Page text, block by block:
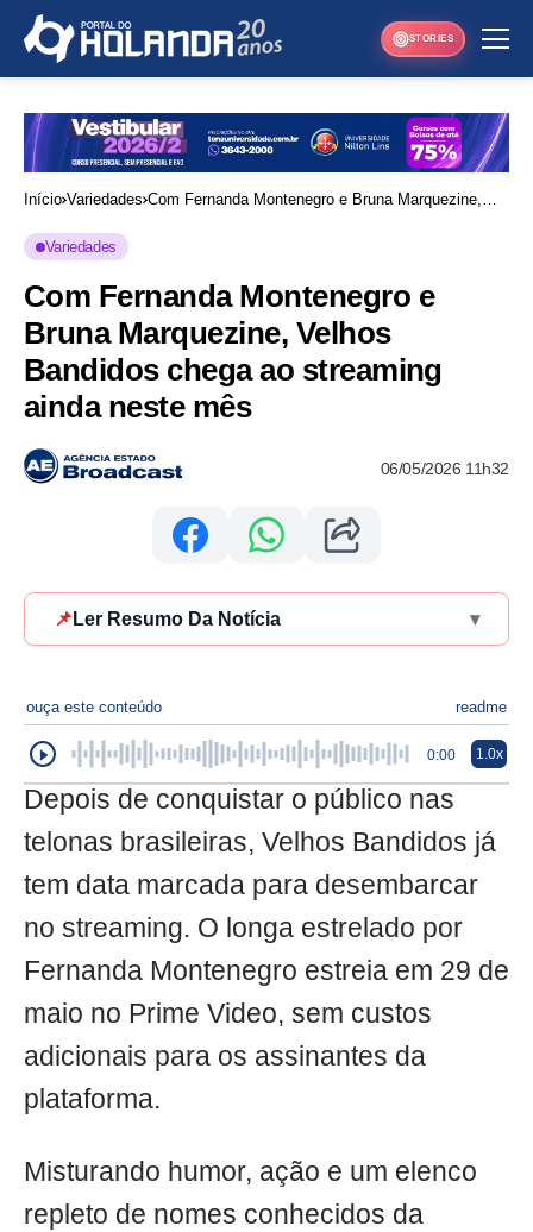
STORIES
Início Variedades Com Fernanda Montenegro e Bruna Marquezine,
Variedades
Com Fernanda Montenegro e
Bruna Marquezine, Velhos
Bandidos chega ao streaming
ainda neste mês
06/05/2026 11h32
📌 Ler Resumo Da Notícia ▾
ouça este conteúdo readme
0:00 1.0x
Depois de conquistar o público nas
telonas brasileiras, Velhos Bandidos já
tem data marcada para desembarcar
no streaming. O longa estrelado por
Fernanda Montenegro estreia em 29 de
maio no Prime Video, sem custos
adicionais para os assinantes da
plataforma.
Misturando humor, ação e um elenco
repleto de nomes conhecidos da